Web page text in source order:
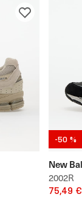
-50 %
New
2002R
75,49 €